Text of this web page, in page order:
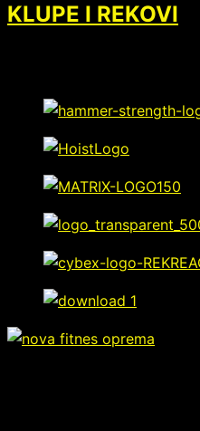
KLUPE I REKOVI